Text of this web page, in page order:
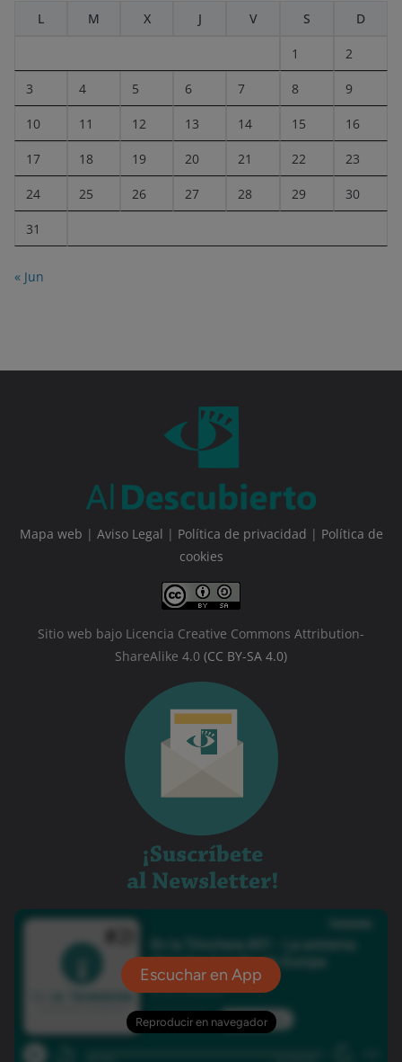
L
M X J V S D
1 2
3 4 5 6 7 8 9
10 11 12 13 14 15 16
17 18 19 20 21 22 23
24 25 26 27 28 29 30
31
« Jun
Mapa web | Aviso Legal | Política de privacidad | Política de
cookies
Sitio web bajo Licencia Creative Commons Attribution-
ShareAlike 4.0 (CC BY-SA 4.0)